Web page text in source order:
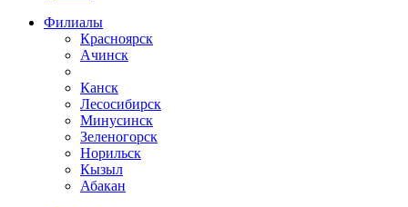
Филиалы
Красноярск
Ачинск
Канск
Лесосибирск
Минусинск
Зеленогорск
Норильск
Кызыл
Абакан